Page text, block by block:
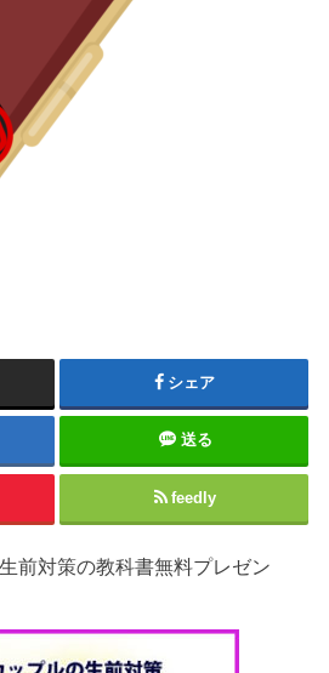
シェア
送る
feedly
前対策の教科書無料プレゼン